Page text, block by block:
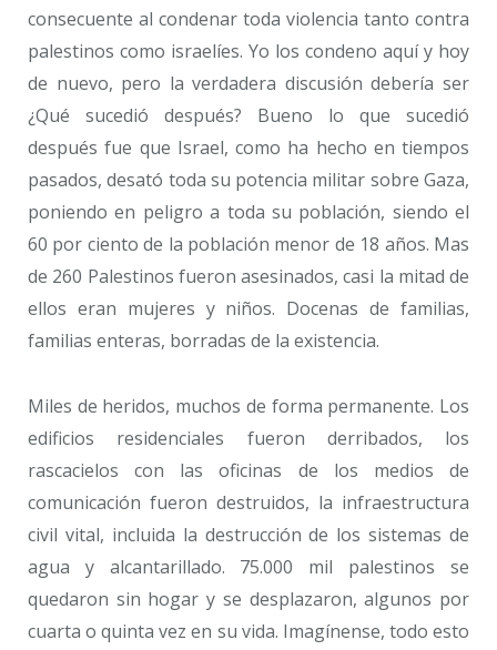
consecuente al condenar toda violencia tanto contra
palestinos como israelíes. Yo los condeno aquí y hoy
de nuevo, pero la verdadera discusión debería ser
¿Qué sucedió después? Bueno lo que sucedió
después fue que Israel, como ha hecho en tiempos
pasados, desató toda su potencia militar sobre Gaza,
poniendo en peligro a toda su población, siendo el
60 por ciento de la población menor de 18 años. Mas
de 260 Palestinos fueron asesinados, casi la mitad de
ellos eran mujeres y niños. Docenas de familias,
familias enteras, borradas de la existencia.
Miles de heridos, muchos de forma permanente. Los
edificios residenciales fueron derribados, los
rascacielos con las oficinas de los medios de
comunicación fueron destruidos, la infraestructura
civil vital, incluida la destrucción de los sistemas de
agua y alcantarillado. 75.000 mil palestinos se
quedaron sin hogar y se desplazaron, algunos por
cuarta o quinta vez en su vida. Imagínense, todo esto